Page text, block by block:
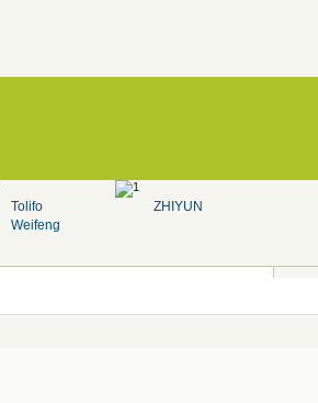
Tolifo
Weifeng
ZHIYUN